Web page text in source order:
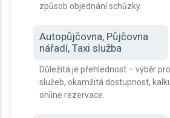
způsob objednání schůzky.
Autopůjčovna, Půjčovna
nářadí, Taxi služba
Důležitá je přehlednost – výběr
služeb, okamžitá dostupnost,
online rezervace.